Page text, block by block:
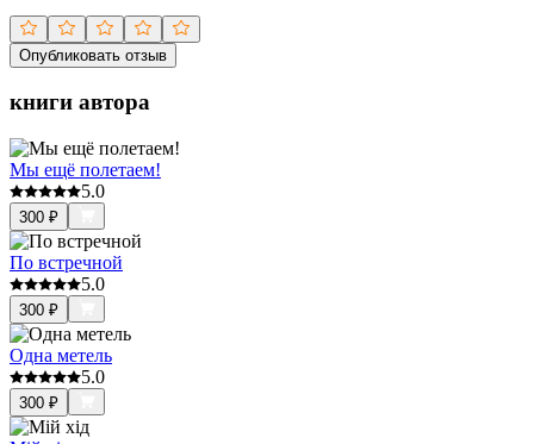
Опубликовать отзыв
книги автора
Мы ещё полетаем!
5.0
300 ₽
По встречной
5.0
300 ₽
Одна метель
5.0
300 ₽